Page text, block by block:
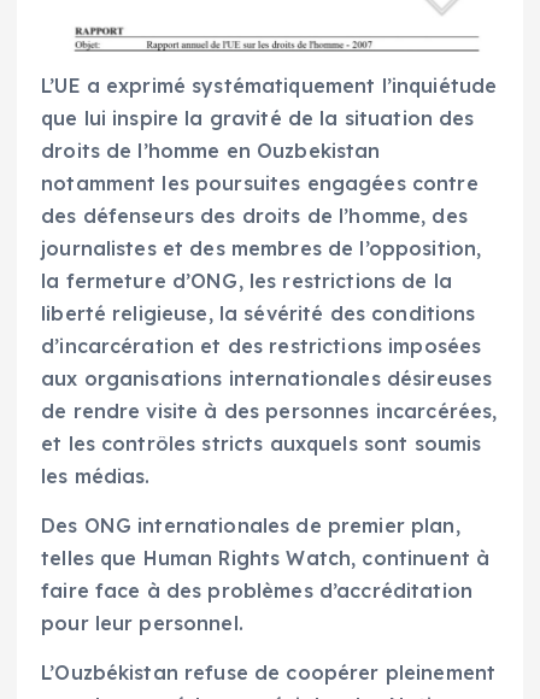
L’UE a exprimé systématiquement l’inquiétude
que lui inspire la gravité de la situation des
droits de l’homme en Ouzbekistan
notamment les poursuites engagées contre
des défenseurs des droits de l’homme, des
journalistes et des membres de l’opposition,
la fermeture d’ONG, les restrictions de la
liberté religieuse, la sévérité des conditions
d’incarcération et des restrictions imposées
aux organisations internationales désireuses
de rendre visite à des personnes incarcérées,
et les contrôles stricts auxquels sont soumis
les médias.
Des ONG internationales de premier plan,
telles que Human Rights Watch, continuent à
faire face à des problèmes d’accréditation
pour leur personnel.
L’Ouzbékistan refuse de coopérer pleinement